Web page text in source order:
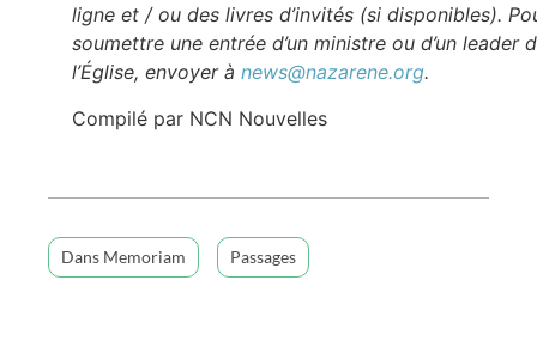
ligne et / ou des livres d’invités (si disponibles).
soumettre une entrée d’un ministre ou d’un leader
l’Église, envoyer à news@nazarene.org.
Compilé par NCN Nouvelles
Dans Memoriam Passages